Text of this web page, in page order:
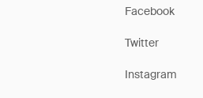
Facebook
Twitter
Instagram